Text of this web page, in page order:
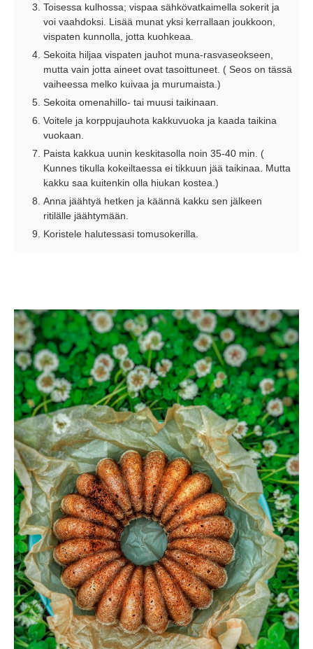
Toisessa kulhossa; vispaa sähkövatkaimella sokerit ja
voi vaahdoksi. Lisää munat yksi kerrallaan joukkoon,
vispaten kunnolla, jotta kuohkeaa.
Sekoita hiljaa vispaten jauhot muna-rasvaseokseen,
mutta vain jotta aineet ovat tasoittuneet. ( Seos on tässä
vaiheessa melko kuivaa ja murumaista.)
Sekoita omenahillo- tai muusi taikinaan.
Voitele ja korppujauhota kakkuvuoka ja kaada taikina
vuokaan.
Paista kakkua uunin keskitasolla noin 35-40 min. (
Kunnes tikulla kokeiltaessa ei tikkuun jää taikinaa. Mutta
kakku saa kuitenkin olla hiukan kostea.)
Anna jäähtyä hetken ja käännä kakku sen jälkeen
ritilälle jäähtymään.
Koristele halutessasi tomusokerilla.